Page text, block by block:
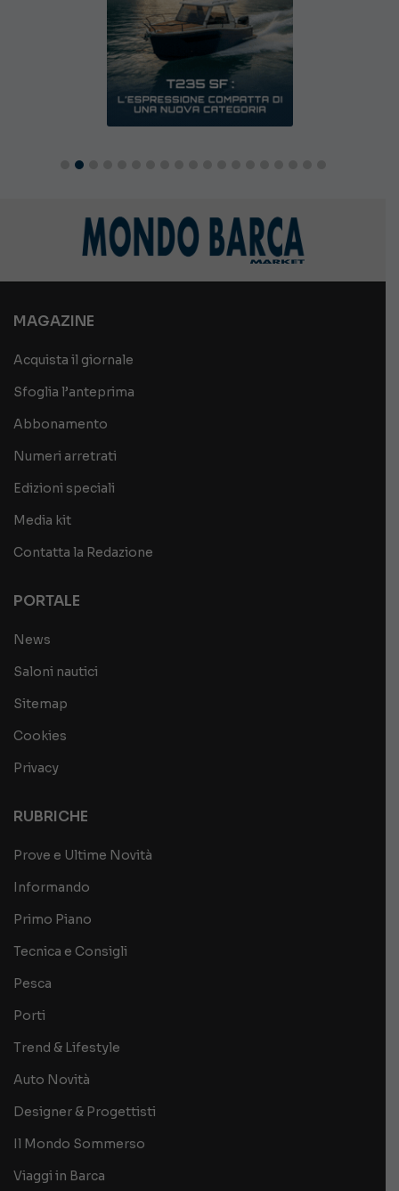
MAGAZINE
Acquista il giornale
Sfoglia l’anteprima
Abbonamento
Numeri arretrati
Edizioni speciali
Media kit
Contatta la Redazione
PORTALE
News
Saloni nautici
Sitemap
Cookies
Privacy
RUBRICHE
Prove e Ultime Novità
Informando
Primo Piano
Tecnica e Consigli
Pesca
Porti
Trend & Lifestyle
Auto Novità
Designer & Progettisti
Il Mondo Sommerso
Viaggi in Barca